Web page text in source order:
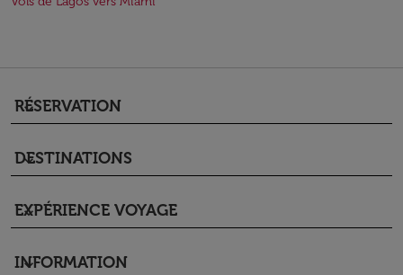
RÉSERVATION
keyboard_arrow_down
DESTINATIONS
keyboard_arrow_down
EXPÉRIENCE VOYAGE
keyboard_arrow_down
INFORMATION
keyboard_arrow_down